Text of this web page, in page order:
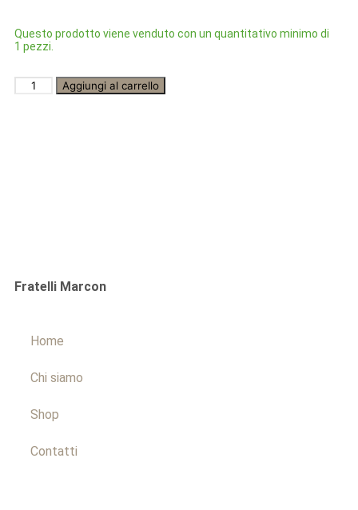
Questo prodotto viene venduto con un quantitativo minimo di
1 pezzi.
Aggiungi al carrello
Fratelli Marcon
Home
Chi siamo
Shop
Contatti